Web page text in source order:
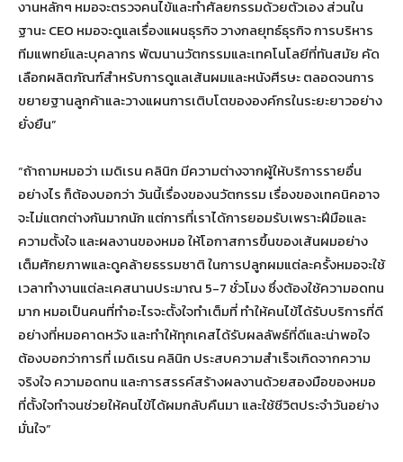
งานหลักๆ หมอจะตรวจคนไข้และทำศัลยกรรมด้วยตัวเอง ส่วนใน
ฐานะ CEO หมอจะดูแลเรื่องแผนธุรกิจ วางกลยุทธ์ธุรกิจ การบริหาร
ทีมแพทย์และบุคลากร พัฒนานวัตกรรมและเทคโนโลยีที่ทันสมัย คัด
เลือกผลิตภัณฑ์สำหรับการดูแลเส้นผมและหนังศีรษะ ตลอดจนการ
ขยายฐานลูกค้าและวางแผนการเติบโตขององค์กรในระยะยาวอย่าง
ยั่งยืน”
“ถ้าถามหมอว่า เมดิเรน คลินิก มีความต่างจากผู้ให้บริการรายอื่น
อย่างไร ก็ต้องบอกว่า วันนี้เรื่องของนวัตกรรม เรื่องของเทคนิคอาจ
จะไม่แตกต่างกันมากนัก แต่การที่เราได้การยอมรับเพราะฝีมือและ
ความตั้งใจ และผลงานของหมอ ให้โอกาสการขึ้นของเส้นผมอย่าง
เต็มศักยภาพและดูคล้ายธรรมชาติ ในการปลูกผมแต่ละครั้งหมอจะใช้
เวลาทำงานแต่ละเคสนานประมาณ 5-7 ชั่วโมง ซึ่งต้องใช้ความอดทน
มาก หมอเป็นคนที่ทำอะไรจะตั้งใจทำเต็มที่ ทำให้คนไข้ได้รับบริการที่ดี
อย่างที่หมอคาดหวัง และทำให้ทุกเคสได้รับผลลัพธ์ที่ดีและน่าพอใจ
ต้องบอกว่าการที่ เมดิเรน คลินิก ประสบความสำเร็จเกิดจากความ
จริงใจ ความอดทน และการสรรค์สร้างผลงานด้วยสองมือของหมอ
ที่ตั้งใจทำจนช่วยให้คนไข้ได้ผมกลับคืนมา และใช้ชีวิตประจำวันอย่าง
มั่นใจ”